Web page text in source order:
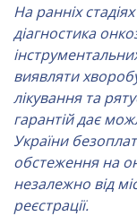
На ранніх
діагностика
виявляти
лікування та
гарантій дає
України
обстеження на
незалежно від
реєстрації.